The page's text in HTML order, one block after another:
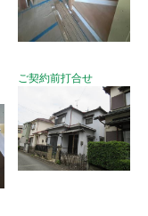
ご契約前打合せ